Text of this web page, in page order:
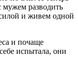
мужем разводить
и живем одной
и почаще
испытала, они